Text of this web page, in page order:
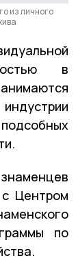
из личного
в
Центром
по